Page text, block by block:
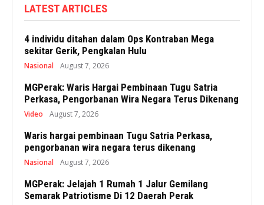
LATEST ARTICLES
4 individu ditahan dalam Ops Kontraban Mega
sekitar Gerik, Pengkalan Hulu
Nasional August 7, 2026
MGPerak: Waris Hargai Pembinaan Tugu Satria
Perkasa, Pengorbanan Wira Negara Terus Dikenang
Video August 7, 2026
Waris hargai pembinaan Tugu Satria Perkasa,
pengorbanan wira negara terus dikenang
Nasional August 7, 2026
MGPerak: Jelajah 1 Rumah 1 Jalur Gemilang
Semarak Patriotisme Di 12 Daerah Perak